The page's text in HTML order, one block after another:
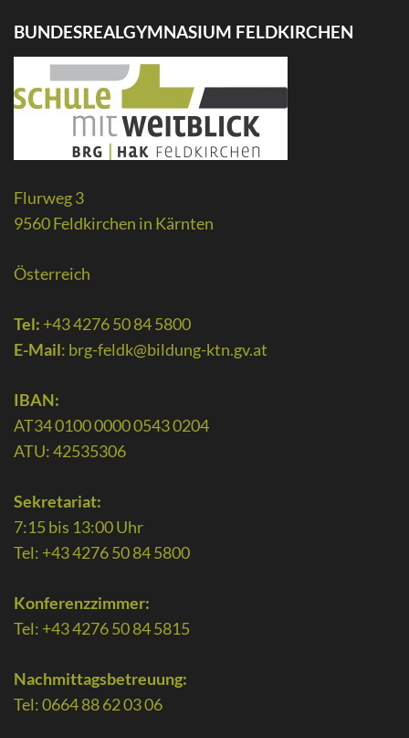
BUNDESREALGYMNASIUM FELDKIRCHEN
Flurweg 3
9560 Feldkirchen in Kärnten
Österreich
Tel: +43 4276 50 84 5800
E-Mail: brg-feldk@bildung-ktn.gv.at
IBAN:
AT34 0100 0000 0543 0204
ATU: 42535306
Sekretariat:
7:15 bis 13:00 Uhr
Tel: +43 4276 50 84 5800
Konferenzzimmer:
Tel: +43 4276 50 84 5815
Nachmittagsbetreuung:
Tel: 0664 88 62 03 06